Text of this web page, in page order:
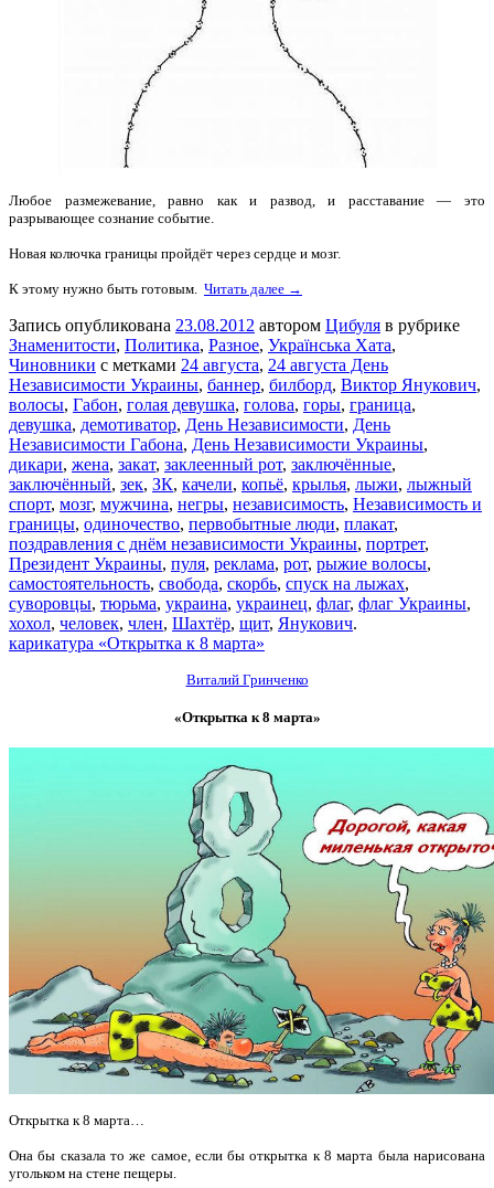
Любое размежевание, равно как и развод, и расставание — это
разрывающее сознание событие.
Новая колючка границы пройдёт через сердце и мозг.
К этому нужно быть готовым. Читать далее →
Запись опубликована 23.08.2012 автором Цибуля в рубрике
Знаменитости, Политика, Разное, Українська Хата,
Чиновники с метками 24 августа, 24 августа День
Независимости Украины, баннер, билборд, Виктор Янукович,
волосы, Габон, голая девушка, голова, горы, граница,
девушка, демотиватор, День Независимости, День
Независимости Габона, День Независимости Украины,
дикари, жена, закат, заклеенный рот, заключённые,
заключённый, зек, ЗК, качели, копьё, крылья, лыжи, лыжный
спорт, мозг, мужчина, негры, независимость, Независимость и
границы, одиночество, первобытные люди, плакат,
поздравления с днём независимости Украины, портрет,
Президент Украины, пуля, реклама, рот, рыжие волосы,
самостоятельность, свобода, скорбь, спуск на лыжах,
суворовцы, тюрьма, украина, украинец, флаг, флаг Украины,
хохол, человек, член, Шахтёр, щит, Янукович.
карикатура «Открытка к 8 марта»
Виталий Гринченко
«Открытка к 8 марта»
Открытка к 8 марта…
Она бы сказала то же самое, если бы открытка к 8 марта была нарисована
угольком на стене пещеры.